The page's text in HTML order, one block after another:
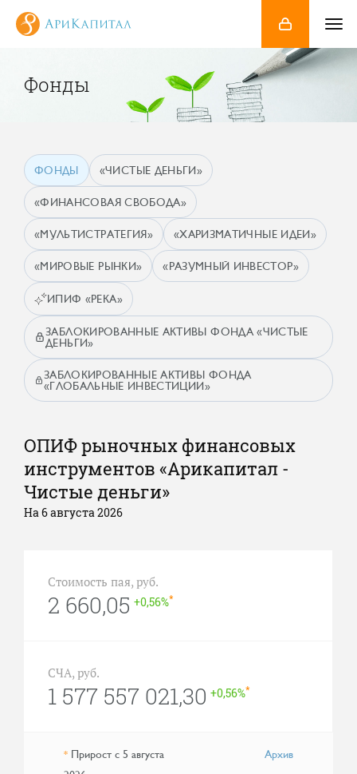
Фонды
ФОНДЫ «ЧИСТЫЕ ДЕНЬГИ»
«ФИНАНСОВАЯ СВОБОДА»
«МУЛЬТИСТРАТЕГИЯ» «ХАРИЗМАТИЧНЫЕ ИДЕИ»
«МИРОВЫЕ РЫНКИ» «РАЗУМНЫЙ ИНВЕСТОР»
ИПИФ «РЕКА»
ЗАБЛОКИРОВАННЫЕ АКТИВЫ ФОНДА «ЧИСТЫЕ
ДЕНЬГИ»
ЗАБЛОКИРОВАННЫЕ АКТИВЫ ФОНДА
«ГЛОБАЛЬНЫЕ ИНВЕСТИЦИИ»
ОПИФ рыночных финансовых
инструментов «Арикапитал -
Чистые деньги»
На 6 августа 2026
Стоимость пая, руб.
2 660,05 +0,56%*
СЧА, руб.
1 577 557 021,30 +0,56%*
* Прирост с 5 августа
Архив